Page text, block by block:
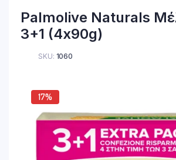
Palmolive Naturals
3+1 (4x90g)
SKU: 1060
17%